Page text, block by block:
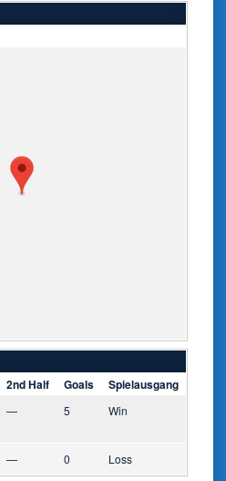
2nd Half Goals Spielausgang
— 5 Win
— 0 Loss